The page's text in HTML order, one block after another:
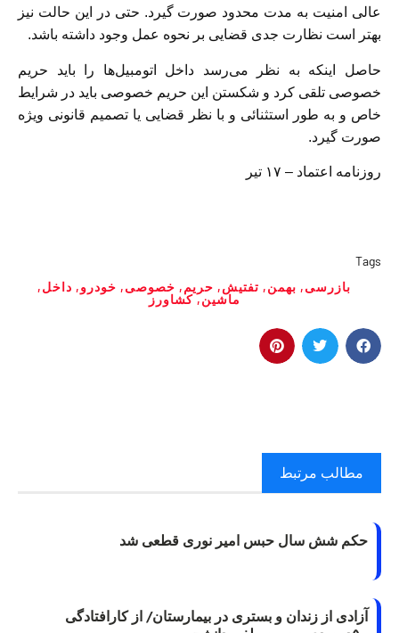
عالی امنیت به مدت محدود صورت گیرد. حتی در این حالت نیز
بهتر است نظارت جدی قضایی بر نحوه عمل وجود داشته باشد.
حاصل اینکه به نظر می‌رسد داخل اتومبیل‌ها را باید حریم
خصوصی تلقی کرد و شکستن این حریم خصوصی باید در شرایط
خاص و به طور استثنائی و با نظر قضایی یا تصمیم قانونی ویژه
صورت گیرد.
روزنامه اعتماد – ۱۷ تیر
Tags
بازرسی, بهمن, تفتیش, حریم, خصوصی, خودرو, داخل,
ماشین,کشاورز
مطالب مرتبط
حکم شش سال حبس امیر نوری قطعی شد
آزادی از زندان و بستری در بیمارستان/ از کارافتادگی